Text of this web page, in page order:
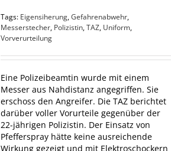
Tags: Eigensiherung,Gefahrenabwehr,
Messerstecher, Polizistin,TAZ, Uniform,
Vorverurteilung
Eine Polizeibeamtin wurde mit einem
Messer aus Nahdistanz angegriffen. Sie
erschoss den Angreifer. Die TAZ berichtet
darüber voller Vorurteile gegenüber der
22-jährigen Polizistin. Der Einsatz von
Pfefferspray hätte keine ausreichende
Wirkung gezeigt und mit Elektroschockern